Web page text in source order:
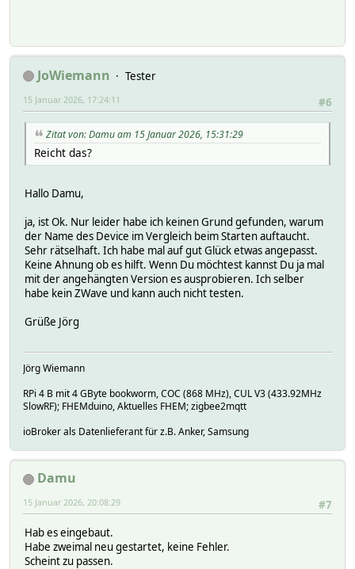
# nrNAck 0
# showSetInState 0
# 1:ZWave .*
# READINGS:
# 2025-12-30 13:45:56 backgroundRSSI
# 2026-01-14 10:23:34 caps Vers:7 Rev:42 ManufID:0147 ProductType:0401
# 2026-01-14 10:23:34 homeId HomeId:eba3b9eb
# 2026-01-14 10:23:34 state Initialized
# 2025-12-30 13:43:50 statistics Transmitted:12719
# ChecksumErrors:0 CRC16Errors:5198
# 2026-01-14 10:23:34 sucNodeId 1
# 2026-01-14 10:23:34 supportedCmds GET_SUPPORTED_COMMANDS
# 2025-12-30 11:51:15 version Z-Wave 7.21
#
setstate POE_ZW_Prim_OG 2025-12-30 13:45:56
setstate POE_ZW_Prim_OG 2026-01-14 10:23:34 homeId
setstate POE_ZW_Prim_OG 2026-01-14 10:23:34 random
setstate POE_ZW_Prim_OG 2026-01-14 10:23:34 state
ChecksumErrors:0 CRC16Errors:5198
setstate POE_ZW_Prim_OG 2026-01-14 10:23:34 supportedCmds
setstate POE_ZW_Prim_OG 2025-12-30 11:51:15 version Z-Wave
JoWiemann
Tester
#6
15 Januar 2026, 17:24:11
Zitat von: Damu am 15 Januar 2026, 15:31:29
Reicht das?
Hallo Damu,
ja, ist Ok. Nur leider habe ich keinen Grund gefunden, warum
der Name des Device im Vergleich beim Starten auftaucht.
Sehr rätselhaft. Ich habe mal auf gut Glück etwas angepasst.
Keine Ahnung ob es hilft. Wenn Du möchtest kannst Du ja mal
mit der angehängten Version es ausprobieren. Ich selber
habe kein ZWave und kann auch nicht testen.
Grüße Jörg
Jörg Wiemann
RPi 4 B mit 4 GByte bookworm, COC (868 MHz), CUL V3 (433.92MHz
SlowRF); FHEMduino, Aktuelles FHEM; zigbee2mqtt
ioBroker als Datenlieferant für z.B. Anker, Samsung
Damu
#7
15 Januar 2026, 20:08:29
Hab es eingebaut.
Habe zweimal neu gestartet, keine Fehler.
Scheint zu passen.